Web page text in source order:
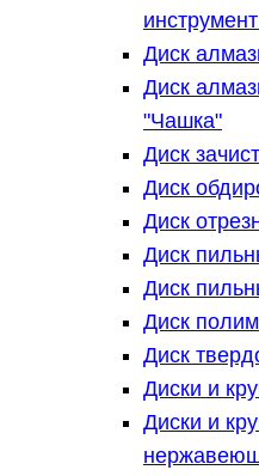
инструмент
Диск
Диск
"Чашка"
Диск
Диск
Диск
Диск
Диск
Диск
Диск
Диски и
Диски и